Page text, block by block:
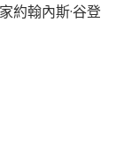
約翰內斯·谷登